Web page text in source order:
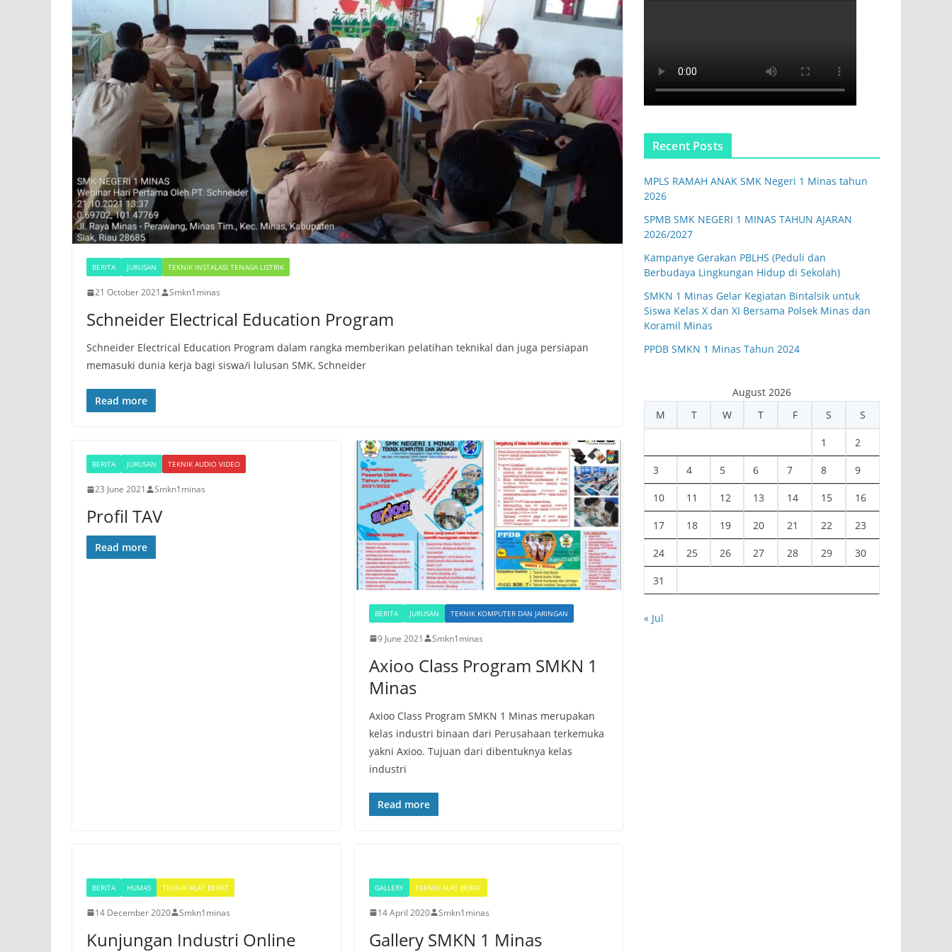
BERITA JURUSAN TEKNIK INSTALASI TENAGA LISTRIK
21 October 2021 Smkn1minas
Schneider Electrical Education Program
Schneider Electrical Education Program dalam rangka memberikan pelatihan teknikal dan juga persiapan
memasuki dunia kerja bagi siswa/i lulusan SMK, Schneider
Read more
BERITA JURUSAN TEKNIK AUDIO VIDEO
23 June 2021 Smkn1minas
Profil TAV
Read more
BERITA JURUSAN TEKNIK KOMPUTER DAN JARINGAN
9 June 2021 Smkn1minas
Axioo Class Program SMKN 1
Minas
Axioo Class Program SMKN 1 Minas merupakan
kelas industri binaan dari Perusahaan terkemuka
yakni Axioo. Tujuan dari dibentuknya kelas
industri
Read more
BERITA HUMAS TEKNIK ALAT BERAT
14 December 2020 Smkn1minas
Kunjungan Industri Online
GALLERY TEKNIK ALAT BERAT
14 April 2020 Smkn1minas
Gallery SMKN 1 Minas
Recent Posts
MPLS RAMAH ANAK SMK Negeri 1 Minas tahun
2026
SPMB SMK NEGERI 1 MINAS TAHUN AJARAN
2026/2027
Kampanye Gerakan PBLHS (Peduli dan
Berbudaya Lingkungan Hidup di Sekolah)
SMKN 1 Minas Gelar Kegiatan Bintalsik untuk
Siswa Kelas X dan XI Bersama Polsek Minas dan
Koramil Minas
PPDB SMKN 1 Minas Tahun 2024
August 2026
M
T W T F S S
1 2
3 4 5 6 7 8 9
10 11 12 13 14 15 16
17 18 19 20 21 22 23
24 25 26 27 28 29 30
31
« Jul